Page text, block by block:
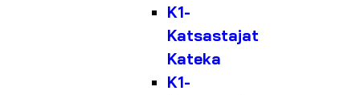
K1-
Katsastajat
Kateka
K1-